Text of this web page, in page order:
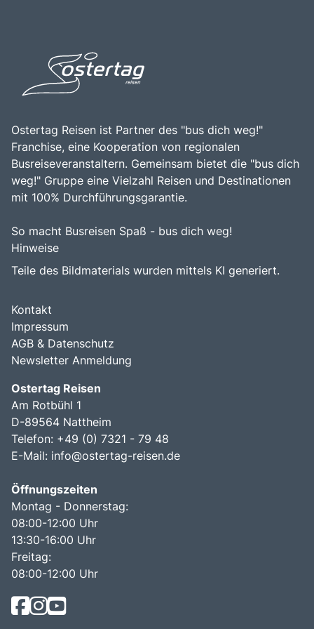
erleben.
der elsässischen Kultur und die Schönheit der
Weinlandschaft entdecken möchten.
Ostertag Reisen ist Partner des "bus dich weg!"
Franchise, eine Kooperation von regionalen
Busreiseveranstaltern. Gemeinsam bietet die "bus dich
weg!" Gruppe eine Vielzahl Reisen und Destinationen
mit 100% Durchführungsgarantie.
So macht Busreisen Spaß - bus dich weg!
Hinweise
Teile des Bildmaterials wurden mittels KI generiert.
Kontakt
Impressum
AGB & Datenschutz
Newsletter Anmeldung
Ostertag Reisen
Am Rotbühl 1
D-89564 Nattheim
Telefon: +49 (0) 7321 - 79 48
E-Mail: info@ostertag-reisen.de
Öffnungszeiten
Montag - Donnerstag:
08:00-12:00 Uhr
13:30-16:00 Uhr
Freitag:
08:00-12:00 Uhr